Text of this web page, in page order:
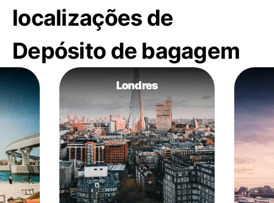
localizações de
Depósito de bagagem
Londres